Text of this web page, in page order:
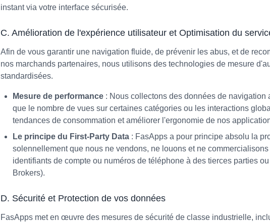
instant via votre interface sécurisée.
C. Amélioration de l'expérience utilisateur et Optimisation du
Afin de vous garantir une navigation fluide, de prévenir les abus, et de
nos marchands partenaires, nous utilisons des technologies de mesure
standardisées.
Mesure de performance : Nous collectons des données de
que le nombre de vues sur certaines catégories ou les interactions
tendances de consommation et améliorer l'ergonomie de nos
Le principe du First-Party Data : FasApps a pour principe absolu la
solennellement que nous ne vendons, ne louons et ne
identifiants de compte ou numéros de téléphone à des tierces parties
Brokers).
D. Sécurité et Protection de vos données
FasApps met en œuvre des mesures de sécurité de classe industrielle,